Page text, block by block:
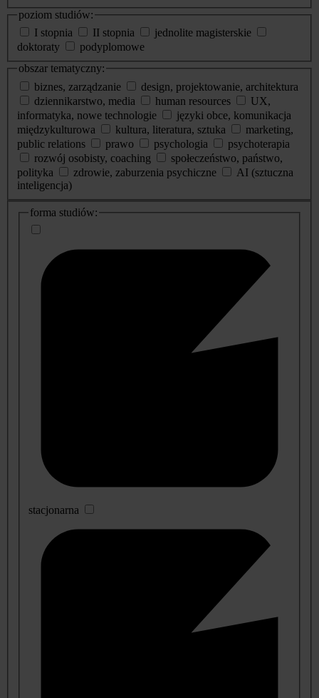
poziom studiów:
I stopnia
II stopnia
jednolite magisterskie
doktoraty
podyplomowe
obszar tematyczny:
biznes, zarządzanie
design, projektowanie, architektura
dziennikarstwo, media
human resources
UX,
informatyka, nowe technologie
języki obce, komunikacja
międzykulturowa
kultura, literatura, sztuka
marketing,
public relations
prawo psychologia
psychoterapia
rozwój osobisty, coaching
społeczeństwo, państwo,
polityka
zdrowie, zaburzenia psychiczne
AI (sztuczna
inteligencja)
dodatkowe
informacje
forma studiów:
stacjonarna